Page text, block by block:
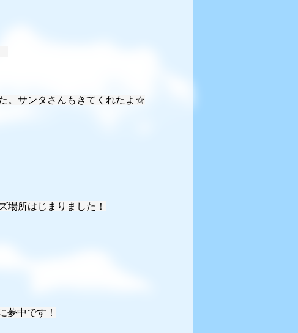
。サンタさんもきてくれたよ☆
所はじまりました！
夢中です！